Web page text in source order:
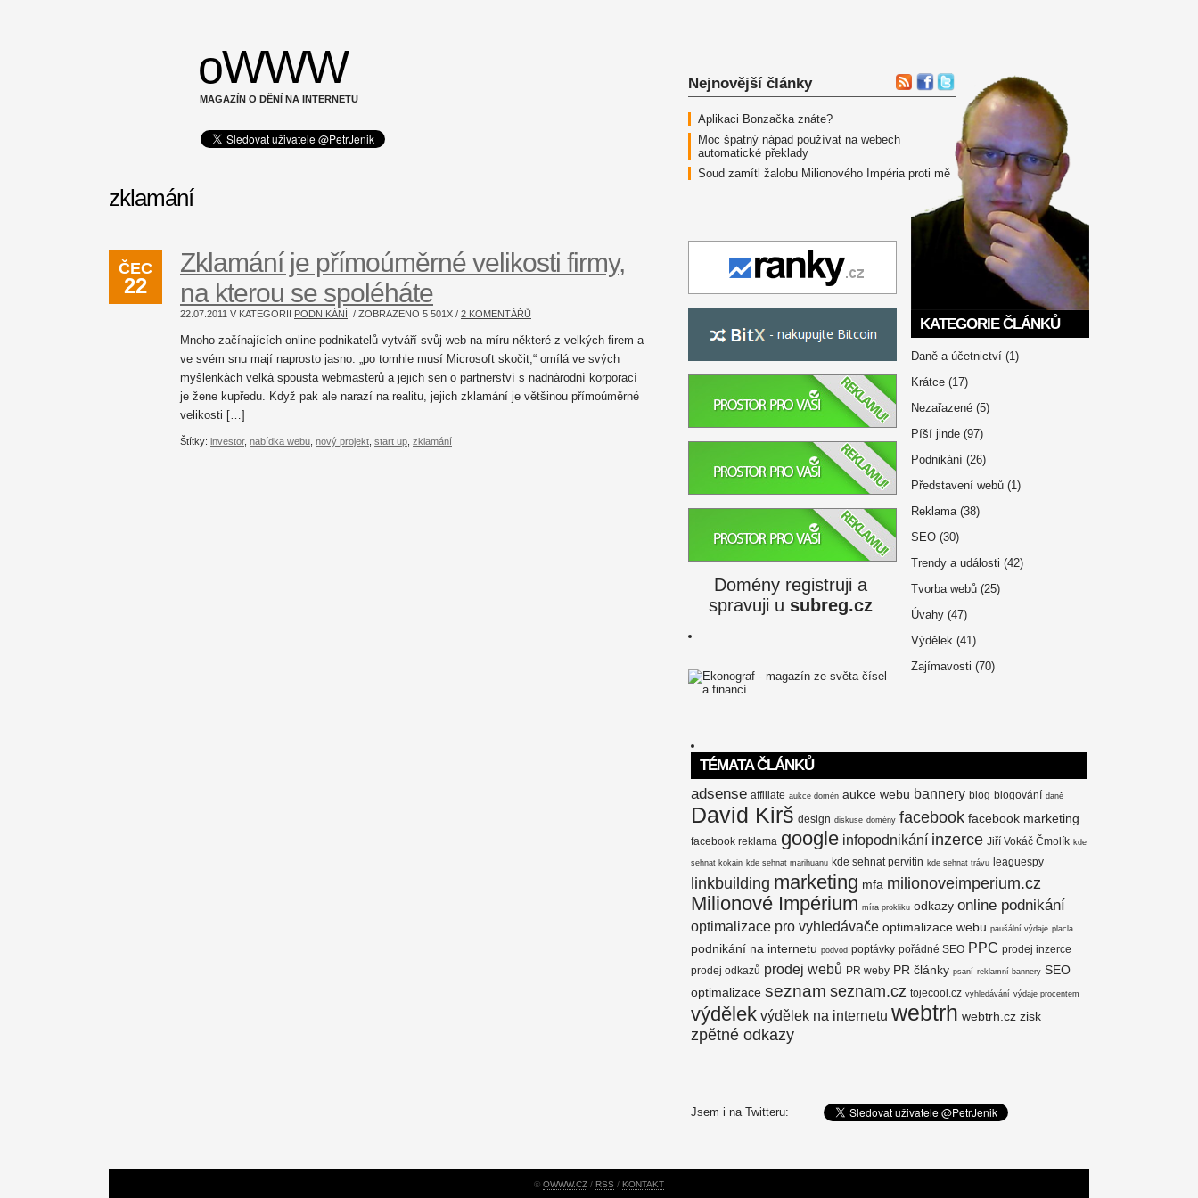
oWWW
MAGAZÍN O DĚNÍ NA INTERNETU
Nejnovější články
Aplikaci Bonzačka znáte?
Moc špatný nápad používat na webech
automatické překlady
Soud zamítl žalobu Milionového Impéria proti mě
Domény registruji a
spravuji u subreg.cz
KATEGORIE ČLÁNKŮ
Daně a účetnictví (1)
Krátce (17)
Nezařazené (5)
Píší jinde (97)
Podnikání (26)
Představení webů (1)
Reklama(38)
SEO (30)
Trendy a události (42)
Tvorba webů (25)
Úvahy (47)
Výdělek (41)
Zajímavosti (70)
TÉMATA ČLÁNKŮ
adsense affiliate aukce domén aukce webu bannery blog blogování daně
David Kirš design diskuse domény facebook facebook marketing
facebook reklama google infopodnikání inzerce Jiří Vokáč Čmolík kde
sehnat kokain kde sehnat marihuanu kde sehnat pervitin kde sehnat trávu leaguespy
linkbuilding marketing mfa milionoveimperium.cz
Milionové Impérium míra prokliku odkazy online podnikání
optimalizace pro vyhledávače optimalizace webu paušální výdaje placla
podnikání na internetu podvod poptávky pořádné SEO PPC prodej inzerce
prodej odkazů prodej webů PR weby PR články psaní reklamní bannery SEO
optimalizace seznam seznam.cz tojecool.cz vyhledávání výdaje procentem
výdělek výdělek na internetu webtrh webtrh.cz zisk
zpětné odkazy
Jsem i na Twitteru:
zklamání
ČEC
22
Zklamání je přímoúměrné velikosti firmy,
na kterou se spoléháte
22.07.2011 V KATEGORII PODNIKÁNÍ . / ZOBRAZENO 5 501X / 2 KOMENTÁŘŮ
Mnoho začínajících online podnikatelů vytváří svůj web na míru některé z velkých firem a
ve svém snu mají naprosto jasno: „po tomhle musí Microsoft skočit,“ omílá ve svých
myšlenkách velká spousta webmasterů a jejich sen o partnerství s nadnárodní korporací
je žene kupředu. Když pak ale narazí na realitu, jejich zklamání je většinou přímoúměrné
velikosti […]
Štítky: investor, nabídka webu, nový projekt, start up, zklamání
© OWWW.CZ / RSS / KONTAKT